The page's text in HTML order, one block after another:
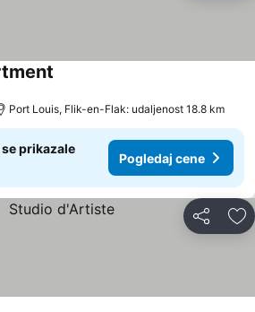
Port Louis, Flik-en-Flak: udaljenost 18.8 km
prikazale
Pogledaj cene
Deli